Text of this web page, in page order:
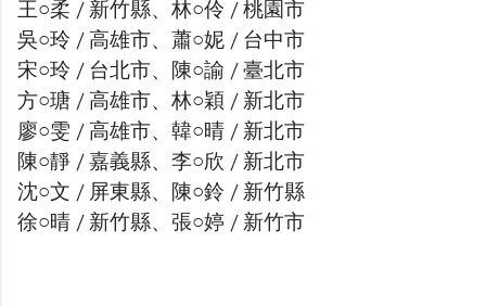
王○柔 / 新竹縣、林○伶 / 桃園市
吳○玲 / 高雄市、蕭○妮 / 台中市
宋○玲 / 台北市、陳○諭 / 臺北市
方○瑭 / 高雄市、林○穎 / 新北市
廖○雯 / 高雄市、韓○晴 / 新北市
陳○靜 / 嘉義縣、李○欣 / 新北市
沈○文 / 屏東縣、陳○鈴 / 新竹縣
徐○晴 / 新竹縣、張○婷 / 新竹市